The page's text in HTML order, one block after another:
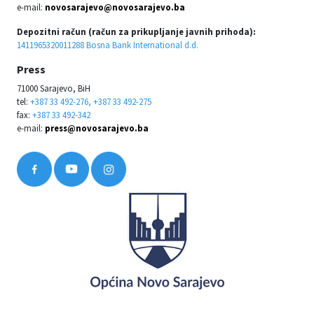
e-mail: novosarajevo@novosarajevo.ba
Depozitni račun (račun za prikupljanje javnih prihoda):
1411965320011288 Bosna Bank International d.d.
Press
71000 Sarajevo, BiH
tel: +387 33 492-276, +387 33 492-275
fax: +387 33 492-342
e-mail: press@novosarajevo.ba